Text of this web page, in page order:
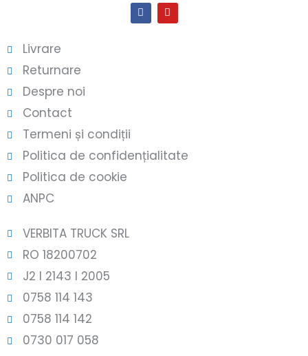
Livrare
Returnare
Despre noi
Contact
Termeni și condiții
Politica de confidențialitate
Politica de cookie
ANPC
VERBITA TRUCK SRL
RO 18200702
J2 l 2143 l 2005
0758 114 143
0758 114 142
0730 017 058